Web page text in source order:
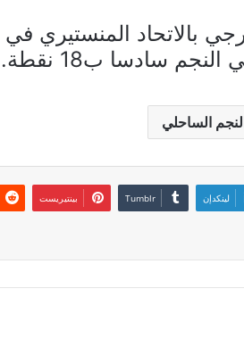
بالاتحاد المنستيري
الساحلي
لينكدإن بينتيريست